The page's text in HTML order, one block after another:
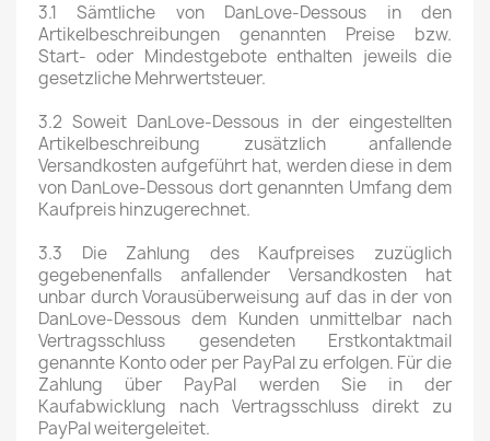
3.1 Sämtliche von DanLove-Dessous in den
Artikelbeschreibungen genannten Preise bzw.
Start- oder Mindestgebote enthalten jeweils die
gesetzliche Mehrwertsteuer.
3.2 Soweit DanLove-Dessous in der eingestellten
Artikelbeschreibung zusätzlich anfallende
Versandkosten aufgeführt hat, werden diese in dem
von DanLove-Dessous dort genannten Umfang dem
Kaufpreis hinzugerechnet.
3.3 Die Zahlung des Kaufpreises zuzüglich
gegebenenfalls anfallender Versandkosten hat
unbar durch Vorausüberweisung auf das in der von
DanLove-Dessous dem Kunden unmittelbar nach
Vertragsschluss gesendeten Erstkontaktmail
genannte Konto oder per PayPal zu erfolgen. Für die
Zahlung über PayPal werden Sie in der
Kaufabwicklung nach Vertragsschluss direkt zu
PayPal weitergeleitet.